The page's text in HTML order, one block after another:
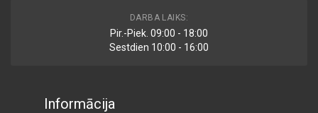
1 457 433 451-30N
9 181 475 080
DARBA LAIKS:
Pir.-Piek. 09:00 - 18:00
Sestdien 10:00 - 16:00
Informācija